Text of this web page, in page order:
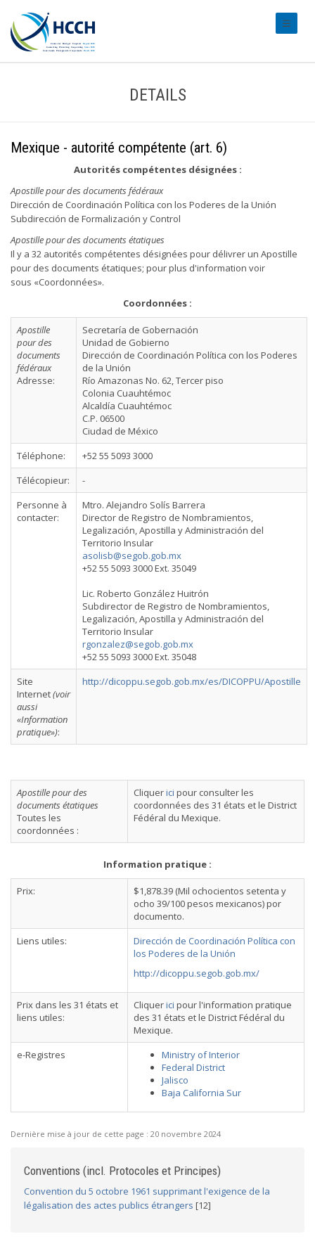
DETAILS
Mexique - autorité compétente (art. 6)
Autorités compétentes désignées :
Apostille pour des documents fédéraux
Dirección de Coordinación Política con los Poderes de la Unión
Subdirección de Formalización y Control
Apostille pour des documents étatiques
Il y a 32 autorités compétentes désignées pour délivrer un Apostille
pour des documents étatiques; pour plus d'information voir
sous «Coordonnées».
Coordonnées :
Apostille
pour des
documents
fédéraux
Adresse:
Secretaría de Gobernación
Unidad de Gobierno
Dirección de Coordinación Política con los Poderes
de la Unión
Río Amazonas No. 62, Tercer piso
Colonia Cuauhtémoc
Alcaldía Cuauhtémoc
C.P. 06500
Ciudad de México
Téléphone:
+52 55 5093 3000
Télécopieur:
-
Personne à
contacter:
Mtro. Alejandro Solís Barrera
Director de Registro de Nombramientos,
Legalización, Apostilla y Administración del
Territorio Insular
asolisb@segob.gob.mx
+52 55 5093 3000 Ext. 35049
Lic. Roberto González Huitrón
Subdirector de Registro de Nombramientos,
Legalización, Apostilla y Administración del
Territorio Insular
rgonzalez@segob.gob.mx
+52 55 5093 3000 Ext. 35048
Site
Internet(voir
aussi
«Information
pratique»):
http://dicoppu.segob.gob.mx/es/DICOPPU/Apostille
Apostille pour des
documents étatiques
Toutes les
coordonnées :
Cliquerici pour consulter les
coordonnées des 31 états et le District
Fédéral du Mexique.
Information pratique :
Prix:
$1,878.39 (Mil ochocientos setenta y
ocho 39/100 pesos mexicanos) por
documento.
Liens utiles:
Dirección de Coordinación Política con
los Poderes de la Unión
http://dicoppu.segob.gob.mx/
Prix dans les 31 états et
liens utiles:
Cliquerici pour l'information pratique
des 31 états et le District Fédéral du
Mexique.
e-Registres
Ministry of Interior
Federal District
Jalisco
Baja California Sur
Dernière mise à jour de cette page : 20 novembre 2024
Conventions (incl. Protocoles et Principes)
Convention du 5 octobre 1961 supprimant l'exigence de la
légalisation des actes publics étrangers [12]